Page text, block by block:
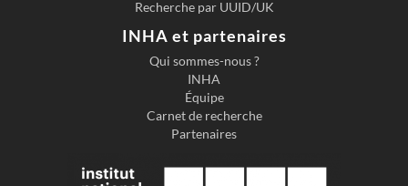
Recherche par UUID/UK
INHA et partenaires
Qui sommes-nous ?
INHA
Équipe
Carnet de recherche
Partenaires